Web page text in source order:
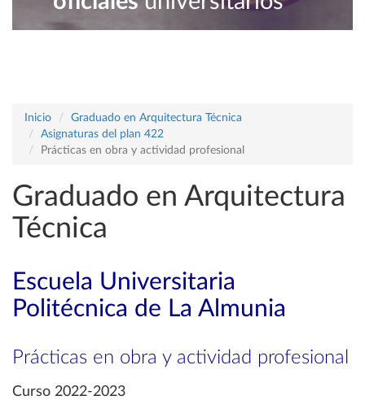
Inicio
Graduado en Arquitectura Técnica
Asignaturas del plan 422
Prácticas en obra y actividad profesional
Graduado en Arquitectura
Técnica
Escuela Universitaria
Politécnica de La Almunia
Prácticas en obra y actividad profesional
Curso 2022-2023